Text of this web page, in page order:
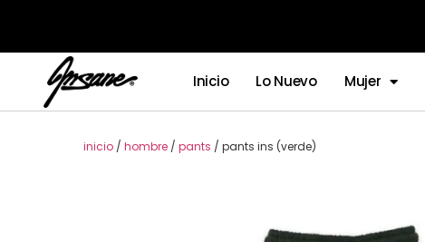
Inicio Lo Nuevo Mujer
inicio / hombre / pants / pants ins (verde)